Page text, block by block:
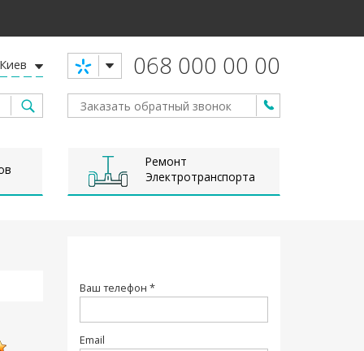
068 000 00 00
Киев
Ремонт
Электротранспорта
Ваш телефон *
Email